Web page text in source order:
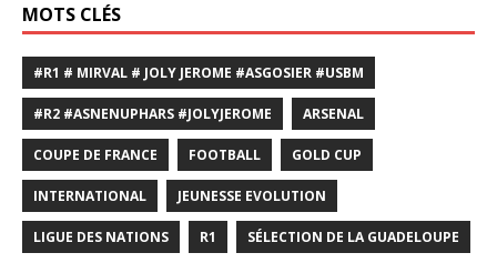
MOTS CLÉS
#R1 # MIRVAL # JOLY JEROME #ASGOSIER #USBM
#R2 #ASNENUPHARS #JOLYJEROME ARSENAL
COUPE DE FRANCE FOOTBALL GOLD CUP
INTERNATIONAL JEUNESSE EVOLUTION
LIGUE DES NATIONS R1 SÉLECTION DE LA GUADELOUPE